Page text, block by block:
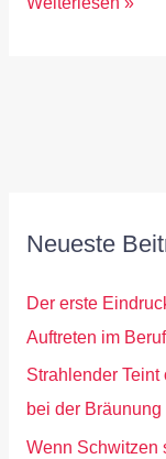
Neueste
Der erste
Auftreten im
Strahlender
bei der
Wenn Schwitzen